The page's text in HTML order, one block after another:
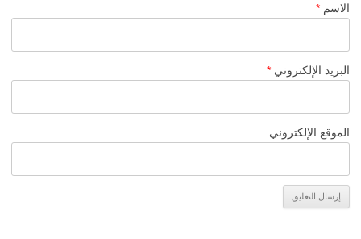
الاسم *
البريد الإلكتروني *
الموقع الإلكتروني